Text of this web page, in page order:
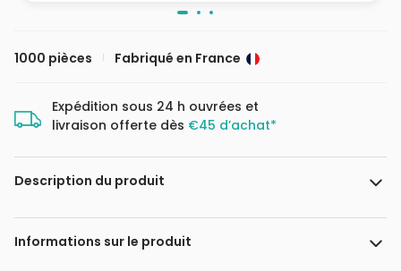
1000 pièces Fabriqué en France
Expédition sous 24 h ouvrées et
livraison offerte dès €45 d’achat*
Description du produit
Interlitho Licensing GmbH
Informations sur le produit